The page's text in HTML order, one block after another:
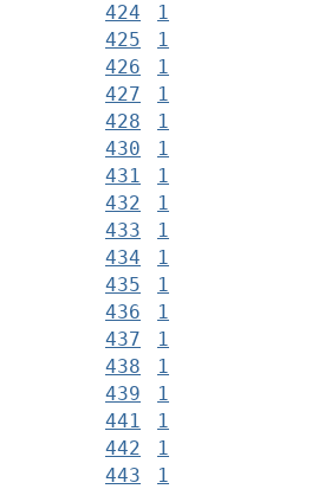
424
1
425
1
426
1
427
1
428
1
430
1
431
1
432
1
433
1
434
1
435
1
436
1
437
1
438
1
439
1
441
1
442
1
443
1